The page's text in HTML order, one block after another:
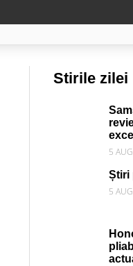
Stirile zilei
5
Știri
5